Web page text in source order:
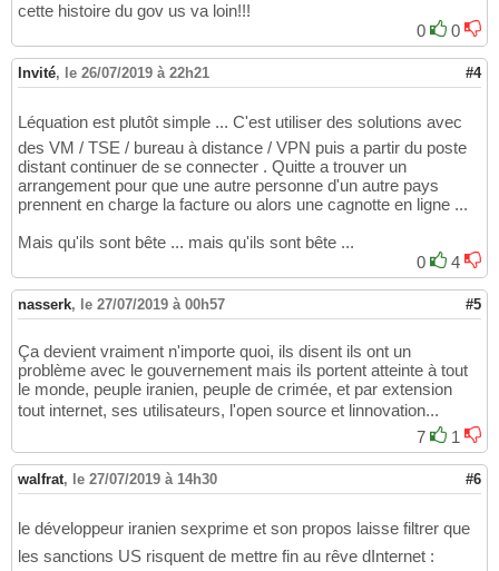
cette histoire du gov us va loin!!!
0
0
Invité, le 26/07/2019 à 22h21 #4
Léquation est plutôt simple ... C'est utiliser des solutions avec
des VM / TSE / bureau à distance / VPN puis a partir du poste
distant continuer de se connecter . Quitte a trouver un
arrangement pour que une autre personne d'un autre pays
prennent en charge la facture ou alors une cagnotte en ligne ...
Mais qu'ils sont bête ... mais qu'ils sont bête ...
0
4
nasserk, le 27/07/2019 à 00h57 #5
Ça devient vraiment n'importe quoi, ils disent ils ont un
problème avec le gouvernement mais ils portent atteinte à tout
le monde, peuple iranien, peuple de crimée, et par extension
tout internet, ses utilisateurs, l'open source et linnovation...
7
1
walfrat, le 27/07/2019 à 14h30 #6
le développeur iranien sexprime et son propos laisse filtrer que
les sanctions US risquent de mettre fin au rêve dInternet :